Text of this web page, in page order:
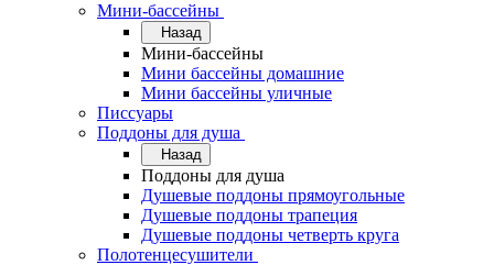
Мини-бассейны
Назад
Мини-бассейны
Мини бассейны домашние
Мини бассейны уличные
Писсуары
Поддоны для душа
Назад
Поддоны для душа
Душевые поддоны прямоугольные
Душевые поддоны трапеция
Душевые поддоны четверть круга
Полотенцесушители